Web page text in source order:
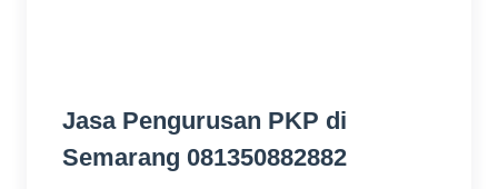
Jasa Pengurusan PKP di
Semarang 081350882882